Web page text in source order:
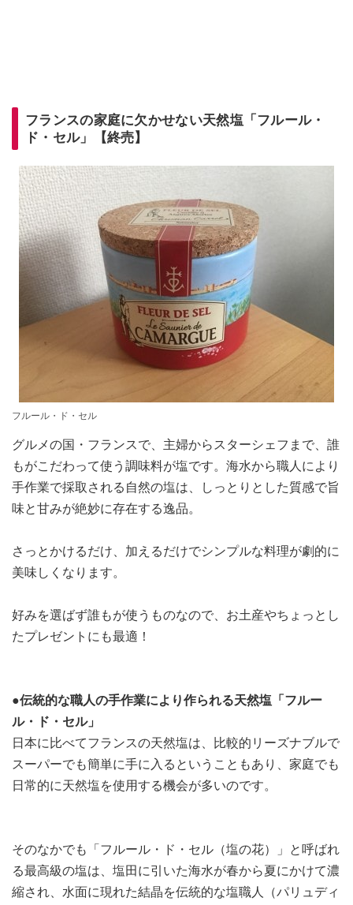
フランスの家庭に欠かせない天然塩「フルール・
ド・セル」【終売】
フルール・ド・セル
グルメの国・フランスで、主婦からスターシェフまで、誰
もがこだわって使う調味料が塩です。海水から職人により
手作業で採取される自然の塩は、しっとりとした質感で旨
味と甘みが絶妙に存在する逸品。
さっとかけるだけ、加えるだけでシンプルな料理が劇的に
美味しくなります。
好みを選ばず誰もが使うものなので、お土産やちょっとし
たプレゼントにも最適！
●伝統的な職人の手作業により作られる天然塩「フルー
ル・ド・セル」
日本に比べてフランスの天然塩は、比較的リーズナブルで
スーパーでも簡単に手に入るということもあり、家庭でも
日常的に天然塩を使用する機会が多いのです。
そのなかでも「フルール・ド・セル（塩の花）」と呼ばれ
る最高級の塩は、塩田に引いた海水が春から夏にかけて濃
縮され、水面に現れた結晶を伝統的な塩職人（パリュディ